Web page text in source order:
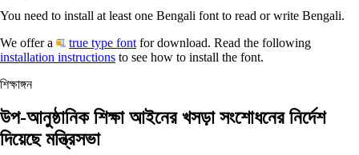
You need to install at least one Bengali font to read or write Bengali.
We offer a
true type font for download. Read the following
installation instructions to see how to install the font.
শিক্ষাঙ্গন
উপ-আনুষ্ঠানিক শিক্ষা আইনের খসড়া সংশোধনের নির্দেশ
দিয়েছে মন্ত্রিসভা